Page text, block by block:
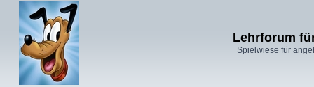
Lehrforum
Spielwiese für